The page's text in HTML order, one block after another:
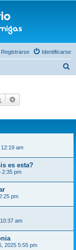
Identificarse
Registrarse
Buscar
am
es esta?
2:35 pm
pm
am
2025 5:55 pm